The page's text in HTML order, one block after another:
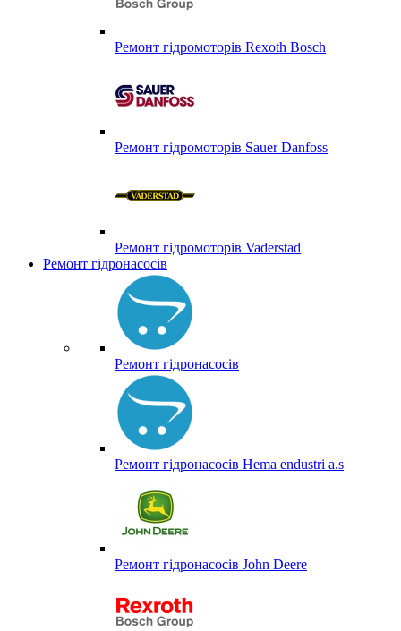
Ремонт гідромоторів Rexoth Bosch
Ремонт гідромоторів Sauer Danfoss
Ремонт гідромоторів Vaderstad
Ремонт гідронасосів
Ремонт гідронасосів
Ремонт гідронасосів Hema endustri a.s
Ремонт гідронасосів John Deere